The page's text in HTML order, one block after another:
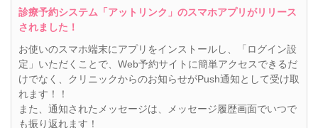
診療予約システム「アットリンク」のスマホアプリがリリース
されました！
お使いのスマホ端末にアプリをインストールし、「ログイン設
定」いただくことで、Web予約サイトに簡単アクセスできるだ
けでなく、クリニックからのお知らせがPush通知として受け取
れます！！
また、通知されたメッセージは、メッセージ履歴画面でいつで
も振り返れます！